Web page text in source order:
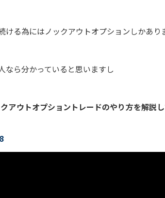
る為にはノックアウトオプションしかあり
なら分かっていると思いますし
アウトオプショントレードのやり方を解説